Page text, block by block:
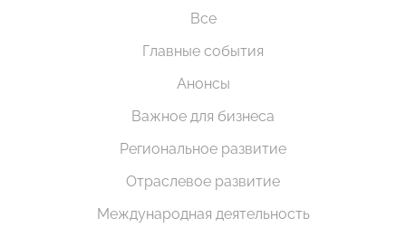
Все
Главные события
Анонсы
Важное для бизнеса
Региональное развитие
Отраслевое развитие
Международная деятельность